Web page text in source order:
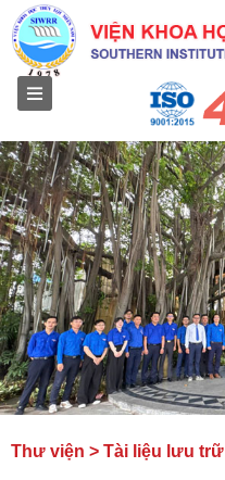
Thư viện > Tài liệu lưu trữ